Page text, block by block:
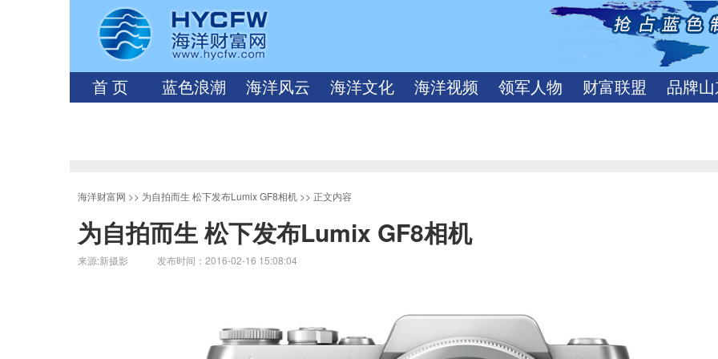
首 页 蓝色浪潮 海洋风云 海洋文化 海洋视频 领军人物 财富联盟 品牌
海洋财富网 >> 为自拍而生 松下发布Lumix GF8相机 >> 正文内容
为自拍而生 松下发布Lumix GF8相机
来源:新摄影 发布时间：2016-02-16 15:08:04